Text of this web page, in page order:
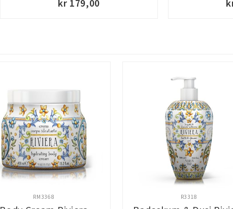
kr 179,00
RM3368 R3318